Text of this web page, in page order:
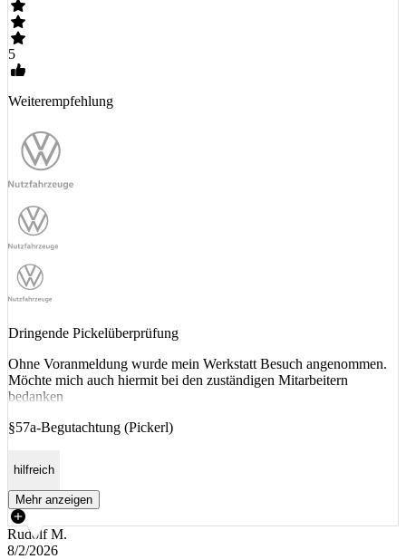
5
Weiterempfehlung
Dringende Pickelüberprüfung
Ohne Voranmeldung wurde mein Werkstatt Besuch angenommen.
Möchte mich auch hiermit bei den zuständigen Mitarbeitern
bedanken
§57a-Begutachtung (Pickerl)
hilfreich
Mehr anzeigen
Rudolf M.
8/2/2026